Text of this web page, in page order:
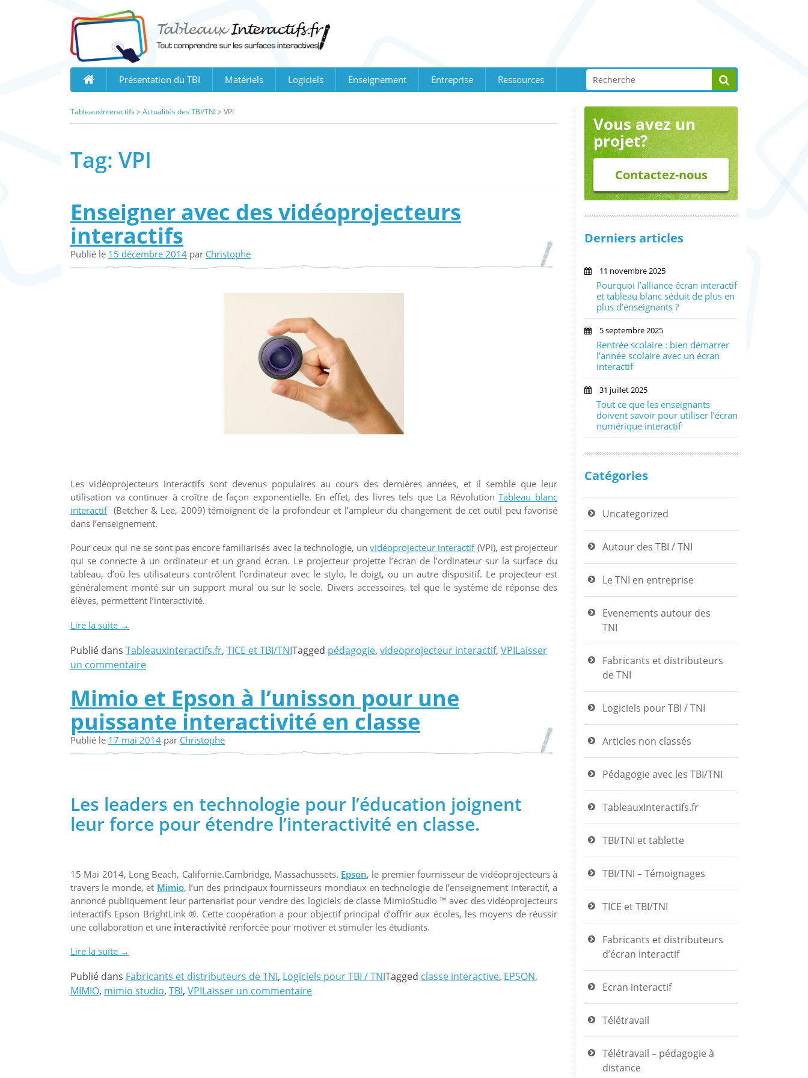
Présentation du TBI Matériels Logiciels Enseignement Entreprise Ressources
TableauxInteractifs > Actualités des TBI/TNI> VPI
Tag: VPI
Enseigner avec des vidéoprojecteurs
interactifs
Publié le 15 décembre 2014 par Christophe
Les vidéoprojecteurs interactifs sont devenus populaires au cours des dernières années, et il semble que leur
utilisation va continuer à croître de façon exponentielle. En effet, des livres tels que La RévolutionTableau blanc
interactif(Betcher & Lee, 2009) témoignent de la profondeur et l’ampleur du changement de cet outil peu favorisé
dans l’enseignement.
Pour ceux qui ne se sont pas encore familiarisés avec la technologie, unvidéoprojecteur interactif(VPI), est projecteur
qui se connecte à un ordinateur et un grand écran. Le projecteur projette l’écran de l’ordinateur sur la surface du
tableau, d’où les utilisateurs contrôlent l’ordinateur avec le stylo, le doigt, ou un autre dispositif. Le projecteur est
généralement monté sur un support mural ou sur le socle. Divers accessoires, tel que le système de réponse des
élèves, permettent l’interactivité.
Lire la suite « Enseigner
des
vidéoprojecteurs
→
Publié dans TableauxInteractifs.fr, TICE et TBI/TNITagged pédagogie, videoprojecteur interactif, VPILaisser
un commentaire
Mimio et Epson à l’unisson pour une
puissante interactivité en classe
Publié le 17 mai 2014 par Christophe
Les leaders en technologie pour l’éducation joignent
leur force pour étendre l’interactivité en classe.
15 Mai 2014, Long Beach, Californie.Cambridge, Massachussets. Epson, le premier fournisseur de vidéoprojecteurs à
travers le monde, et Mimio, l’un des principaux fournisseurs mondiaux en technologie de l’enseignement interactif, a
annoncé publiquement leur partenariat pour vendre des logiciels de classe MimioStudio ™ avec des vidéoprojecteurs
interactifs Epson BrightLink ®. Cette coopération a pour objectif principal d’offrir aux écoles, les moyens de réussir
une collaboration et une interactivité renforcée pour motiver et stimuler les étudiants.
Lire la suite « Mimio
Epson
à
→
Publié dans Fabricants et distributeurs de TNI, Logiciels pour TBI / TNITagged classe interactive, EPSON,
MIMIO, mimio studio, TBI, VPILaisser un commentaire
Vous avez un
projet?
Contactez-nous
Derniers articles
11 novembre 2025
Pourquoi l’alliance écran interactif
et tableau blanc séduit de plus en
plus d’enseignants ?
5 septembre 2025
Rentrée scolaire : bien démarrer
l’année scolaire avec un écran
interactif
31 juillet 2025
Tout ce que les enseignants
doivent savoir pour utiliser l’écran
numérique interactif
Catégories
Uncategorized
Autour des TBI / TNI
Le TNI en entreprise
Evenements autour des
TNI
Fabricants et distributeurs
de TNI
Logiciels pour TBI / TNI
Articles non classés
Pédagogie avec les TBI/TNI
TableauxInteractifs.fr
TBI/TNI et tablette
TBI/TNI – Témoignages
TICE et TBI/TNI
Fabricants et distributeurs
d’écran interactif
Ecran interactif
Télétravail
Télétravail – pédagogie à
distance